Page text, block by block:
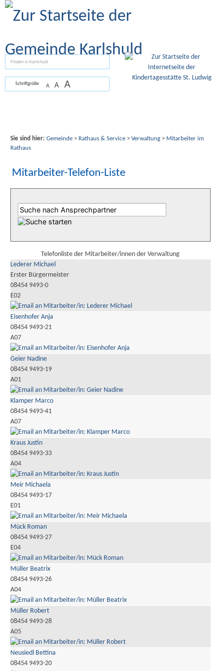
Zum Inhalt
Schriftgröße A A A
Sie sind hier: Gemeinde> Rathaus & Service> Verwaltung> Mitarbeiter im
Rathaus
Mitarbeiter-Telefon-Liste
Telefonliste der Mitarbeiter/innen der Verwaltung
Lederer Michael
Erster Bürgermeister
08454 9493-0
E02
Eisenhofer Anja
08454 9493-21
A07
Geier Nadine
08454 9493-19
A01
Klamper Marco
08454 9493-41
A07
Kraus Justin
08454 9493-33
A04
Meir Michaela
08454 9493-17
E01
Mück Roman
08454 9493-27
E04
Müller Beatrix
08454 9493-26
A04
Müller Robert
08454 9493-28
A05
Neusiedl Bettina
08454 9493-20